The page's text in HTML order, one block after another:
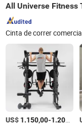
All Universe Fitness
US$ 1.150,00-1.200,00